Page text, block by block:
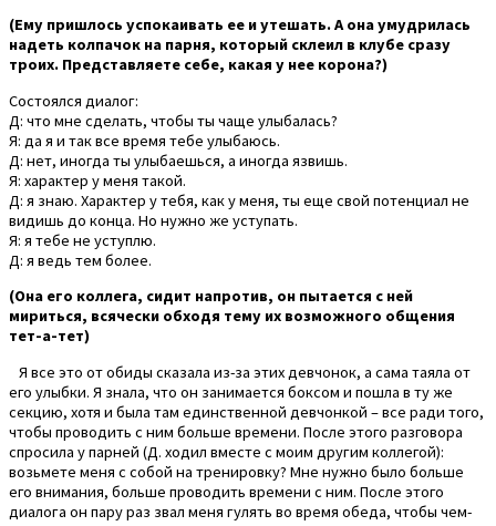
(Ему пришлось успокаивать ее и утешать. А она умудрилась
надеть колпачок на парня, который склеил в клубе сразу
троих. Представляете себе, какая у нее корона?)
Состоялся диалог:
Д: что мне сделать, чтобы ты чаще улыбалась?
Я: да я и так все время тебе улыбаюсь.
Д: нет, иногда ты улыбаешься, а иногда язвишь.
Я: характер у меня такой.
Д: я знаю. Характер у тебя, как у меня, ты еще свой потенциал не
видишь до конца. Но нужно же уступать.
Я: я тебе не уступлю.
Д: я ведь тем более.
(Она его коллега, сидит напротив, он пытается с ней
мириться, всячески обходя тему их возможного общения
тет-а-тет)
Я все это от обиды сказала из-за этих девчонок, а сама таяла от
его улыбки. Я знала, что он занимается боксом и пошла в ту же
секцию, хотя и была там единственной девчонкой – все ради того,
чтобы проводить с ним больше времени. После этого разговора
спросила у парней (Д. ходил вместе с моим другим коллегой):
возьмете меня с собой на тренировку? Мне нужно было больше
его внимания, больше проводить времени с ним. После этого
диалога он пару раз звал меня гулять во время обеда, чтобы чем-